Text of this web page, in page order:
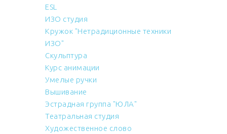
ESL
ИЗО студия
Кружок "Нетрадиционные техники
ИЗО"
Скульптура
Курс анимации
Умелые ручки
Вышивание
Эстрадная группа "ЮЛА"
Театральная студия
Художественное слово